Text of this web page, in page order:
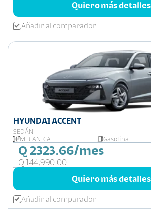
Quiero más detalles
Añadir al comparador
HYUNDAI ACCENT
SEDÁN
MECANICA
Gasolina
Q 2323.66/mes
Q 144,990.00
Quiero más detalles
Añadir al comparador